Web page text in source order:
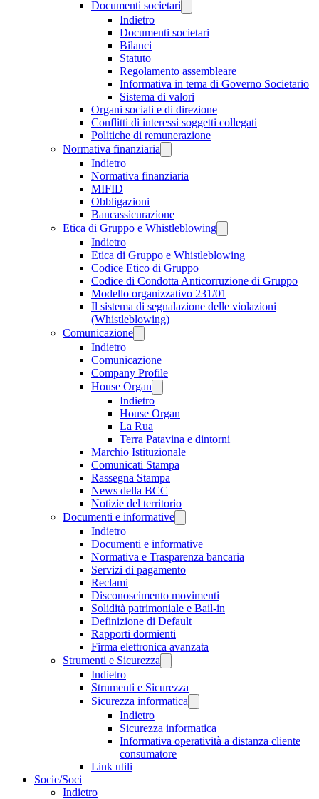
Documenti societari
Indietro
Documenti societari
Bilanci
Statuto
Regolamento assembleare
Informativa in tema di Governo Societario
Sistema di valori
Organi sociali e di direzione
Conflitti di interessi soggetti collegati
Politiche di remunerazione
Normativa finanziaria
Indietro
Normativa finanziaria
MIFID
Obbligazioni
Bancassicurazione
Etica di Gruppo e Whistleblowing
Indietro
Etica di Gruppo e Whistleblowing
Codice Etico di Gruppo
Codice di Condotta Anticorruzione di Gruppo
Modello organizzativo 231/01
Il sistema di segnalazione delle violazioni
(Whistleblowing)
Comunicazione
Indietro
Comunicazione
Company Profile
House Organ
Indietro
House Organ
La Rua
Terra Patavina e dintorni
Marchio Istituzionale
Comunicati Stampa
Rassegna Stampa
News della BCC
Notizie del territorio
Documenti e informative
Indietro
Documenti e informative
Normativa e Trasparenza bancaria
Servizi di pagamento
Reclami
Disconoscimento movimenti
Solidità patrimoniale e Bail-in
Definizione di Default
Rapporti dormienti
Firma elettronica avanzata
Strumenti e Sicurezza
Indietro
Strumenti e Sicurezza
Sicurezza informatica
Indietro
Sicurezza informatica
Informativa operatività a distanza cliente
consumatore
Link utili
Socie/Soci
Indietro